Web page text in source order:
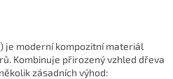
je moderní kompozitní materiál
Kombinuje přirozený vzhled dřeva
zásadních výhod: